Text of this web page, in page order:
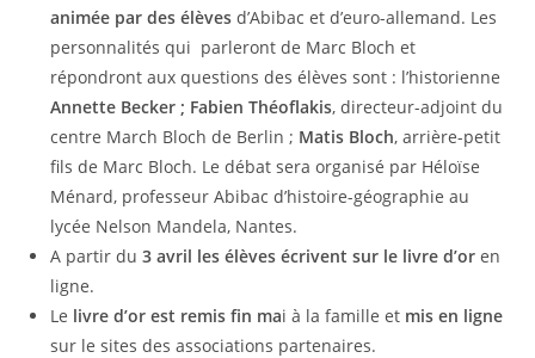
animée par des élèves d’Abibac et d’euro-allemand. Les
personnalités qui parleront de Marc Bloch et
répondront aux questions des élèves sont : l’historienne
Annette Becker ; Fabien Théoflakis, directeur-adjoint du
centre March Bloch de Berlin ; Matis Bloch, arrière-petit
fils de Marc Bloch. Le débat sera organisé par Héloïse
Ménard, professeur Abibac d’histoire-géographie au
lycée Nelson Mandela, Nantes.
A partir du3 avril les élèves écrivent sur le livre d’or en
ligne.
Le livre d’or est remis fin mai à la famille et mis en ligne
sur le sites des associations partenaires.